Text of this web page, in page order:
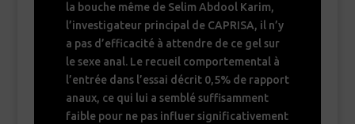
la bouche même de Selim Abdool Karim,
l’investigateur principal de CAPRISA, il n’y
a pas d’efficacité à attendre de ce gel sur
le sexe anal. Le recueil comportemental à
l’entrée dans l’essai décrit 0,5% de rapport
anaux, ce qui lui a semblé suffisamment
faible pour ne pas influer significativement